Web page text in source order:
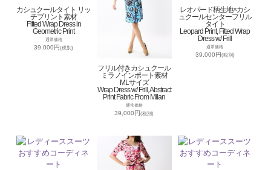
カシュクールタイト リッ
チプリント素材
Fitted Wrap Dress in
Geometric Print
通常価格
39,000円(税別)
フリル付きカシュクール
ミラノインポート素材
MLサイズ
Wrap Dress w/ Frill, Abstract
Print Fabric From Milan
通常価格
39,000円(税別)
レオパード柄生地×カシ
ュクールセンターフリル
タイト
Leopard Print, Fitted Wrap
Dress w/ Frill
通常価格
39,000円(税別)